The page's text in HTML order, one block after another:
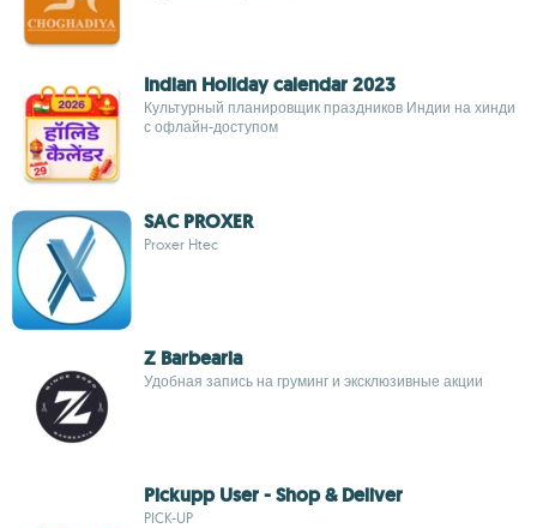
Indian Holiday calendar 2023
Культурный планировщик праздников Индии на хинди
с офлайн-доступом
SAC PROXER
Proxer Htec
Z Barbearia
Удобная запись на груминг и эксклюзивные акции
Pickupp User - Shop & Deliver
PICK-UP